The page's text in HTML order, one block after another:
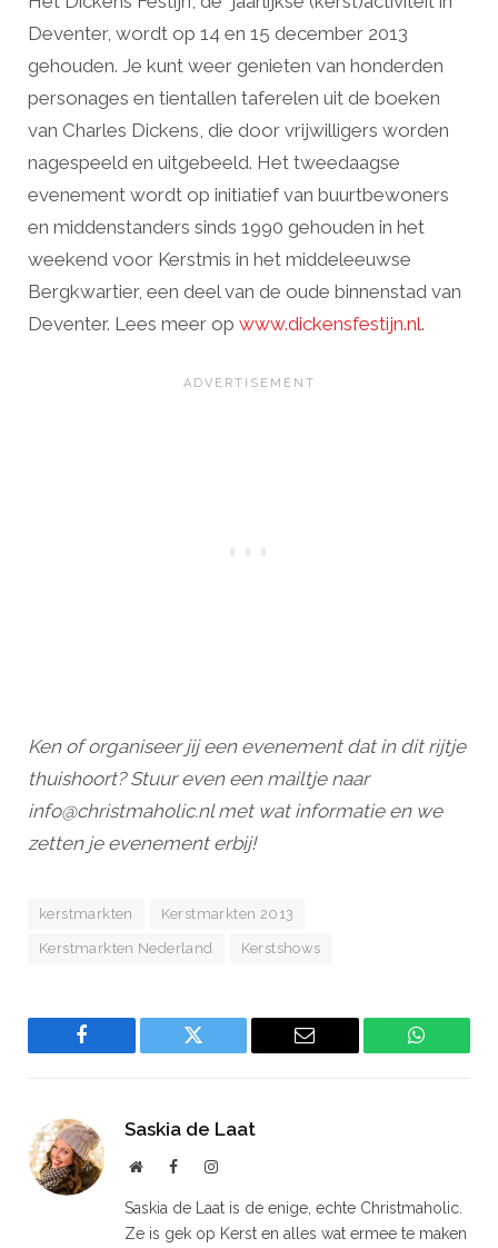
Deventer, wordt op 14 en 15 december 2013
gehouden. Je kunt weer genieten van honderden
personages en tientallen taferelen uit de boeken
van Charles Dickens, die door vrijwilligers worden
nagespeeld en uitgebeeld. Het tweedaagse
evenement wordt op initiatief van buurtbewoners
en middenstanders sinds 1990 gehouden in het
weekend voor Kerstmis in het middeleeuwse
Bergkwartier, een deel van de oude binnenstad van
Deventer. Lees meer op www.dickensfestijn.nl.
Ken of organiseer jij een evenement dat in dit rijtje
thuishoort? Stuur even een mailtje naar
info@christmaholic.nl met wat informatie en we
zetten je evenement erbij!
kerstmarkten Kerstmarkten 2013
Kerstmarkten Nederland Kerstshows
Facebook Twitter Email
Saskia de Laat
WebsiteFacebookInstagram
Saskia de Laat is de enige, echte Christmaholic.
Ze is gek op Kerst en alles wat ermee te maken